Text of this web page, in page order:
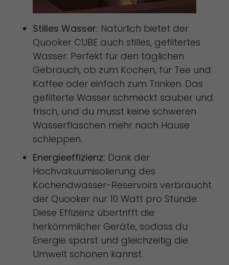
Stilles Wasser: Natürlich bietet der
Quooker CUBE auch stilles, gefiltertes
Wasser. Perfekt für den täglichen
Gebrauch, ob zum Kochen, für Tee und
Kaffee oder einfach zum Trinken. Das
gefilterte Wasser schmeckt sauber und
frisch, und du musst keine schweren
Wasserflaschen mehr nach Hause
schleppen.
Energieeffizienz: Dank der
Hochvakuumisolierung des
Kochendwasser-Reservoirs verbraucht
der Quooker nur 10 Watt pro Stunde.
Diese Effizienz übertrifft die
herkömmlicher Geräte, sodass du
Energie sparst und gleichzeitig die
Umwelt schonen kannst.